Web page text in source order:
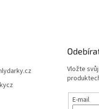
Vložte
E-mail